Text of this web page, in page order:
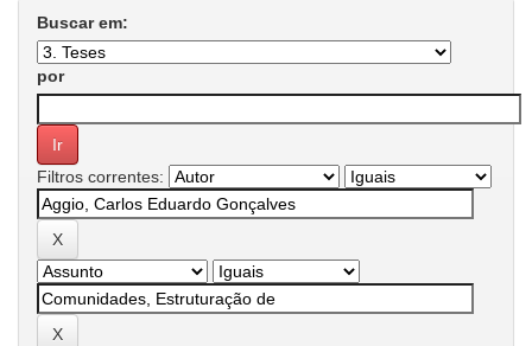
Buscar em:
por
Filtros correntes: